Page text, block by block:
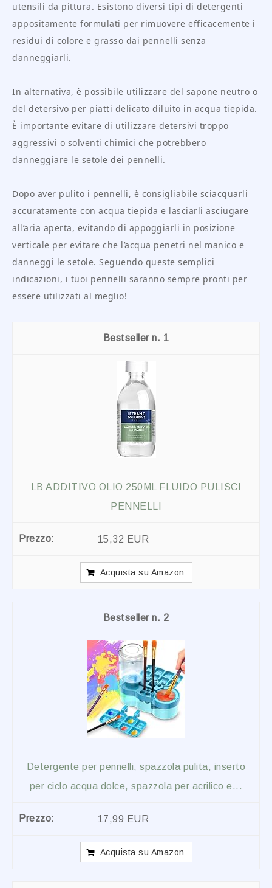
utensili da pittura. Esistono diversi tipi di detergenti
appositamente formulati per rimuovere efficacemente i
residui di colore e grasso dai pennelli senza
danneggiarli.
In alternativa, è possibile utilizzare del sapone neutro o
del detersivo per piatti delicato diluito in acqua tiepida.
È importante evitare di utilizzare detersivi troppo
aggressivi o solventi chimici che potrebbero
danneggiare le setole dei pennelli.
Dopo aver pulito i pennelli, è consigliabile sciacquarli
accuratamente con acqua tiepida e lasciarli asciugare
all’aria aperta, evitando di appoggiarli in posizione
verticale per evitare che l’acqua penetri nel manico e
danneggi le setole. Seguendo queste semplici
indicazioni, i tuoi pennelli saranno sempre pronti per
essere utilizzati al meglio!
1
LB ADDITIVO OLIO 250ML FLUIDO PULISCI
PENNELLI
15,32 EUR
Acquista su Amazon
2
Detergente per pennelli, spazzola pulita, inserto
per ciclo acqua dolce, spazzola per acrilico e...
17,99 EUR
Acquista su Amazon